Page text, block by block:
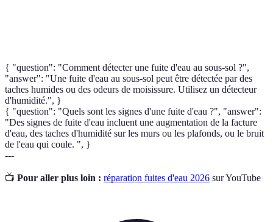
{ "question": "Comment détecter une fuite d'eau au sous-sol ?",
"answer": "Une fuite d'eau au sous-sol peut être détectée par des
taches humides ou des odeurs de moisissure. Utilisez un détecteur
d'humidité.", }
{ "question": "Quels sont les signes d'une fuite d'eau ?", "answer":
"Des signes de fuite d'eau incluent une augmentation de la facture
d'eau, des taches d'humidité sur les murs ou les plafonds, ou le bruit
de l'eau qui coule. ", }
---
📺 Pour aller plus loin : réparation fuites d'eau 2026 sur YouTube